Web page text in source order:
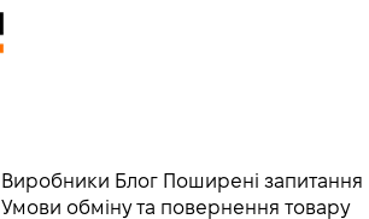
Виробники Блог Поширені запитання
Умови обміну та повернення товару